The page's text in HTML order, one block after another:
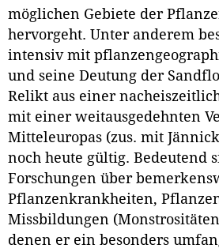
möglichen Gebiete der
hervorgeht. Unter anderem
intensiv mit
und seine Deutung der
Relikt aus einer
mit einer weitausgedehnten
Mitteleuropas (zus. mit
noch heute gültig. Bedeutend
Forschungen über
Pflanzenkrankheiten,
Missbildungen
denen er ein besonders